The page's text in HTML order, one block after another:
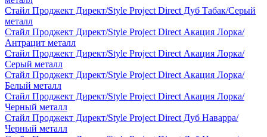
Стайл Проджект Директ/Style Project Direct Дуб Табак/Серый
металл
Стайл Проджект Директ/Style Project Direct Акация Лорка/
Антрацит металл
Стайл Проджект Директ/Style Project Direct Акация Лорка/
Серый металл
Стайл Проджект Директ/Style Project Direct Акация Лорка/
Белый металл
Стайл Проджект Директ/Style Project Direct Акация Лорка/
Черный металл
Стайл Проджект Директ/Style Project Direct Дуб Наварра/
Черный металл